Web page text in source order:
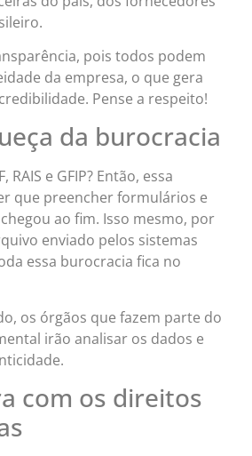
pois todos podem
da empresa, o que gera
Pense a respeito!
da burocracia
RAIS e GFIP? Então, essa
que preencher formulários e
ao fim. Isso mesmo, por
enviado pelos sistemas
essa burocracia fica no
os órgãos que fazem parte do
irão analisar os dados e
com os direitos